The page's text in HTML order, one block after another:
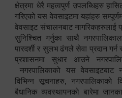
क्षेत्रमा धेरै महत्वपुर्ण उपलब्धिहरु
गरिएको यस वेवसाइटमा यहांहरु
वेवसाइट संचालनबाट नागरिकहरुलाई
सुनिश्चित गर्नुका साथै
पारदर्शी र सुलभ ढंगले सेवा प्रदान
प्रशासनमा सुधार आउने
नगरपालिकाको यस वेवसाइटबाट
विभिन्न सूचनाहरु, नगरपालिकाको
बैधानिक व्यवस्थापनको बारेमा